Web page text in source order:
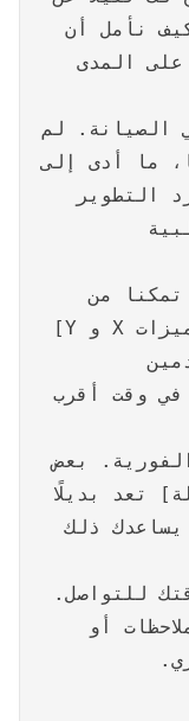
نأمل أن
على المدى
الصيانة. لم
ما أدى إلى
التطوير
من
تخصيص هذه الموارد لبناء [ميزات X و Y]
في وقت أقرب
بعض
تعد بديلًا
ذلك
للتواصل.
أو